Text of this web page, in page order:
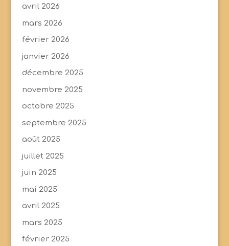
avril 2026
mars 2026
février 2026
janvier 2026
décembre 2025
novembre 2025
octobre 2025
septembre 2025
août 2025
juillet 2025
juin 2025
mai 2025
avril 2025
mars 2025
février 2025